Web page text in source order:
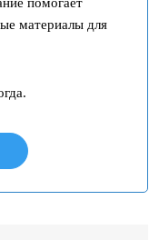
материалы для